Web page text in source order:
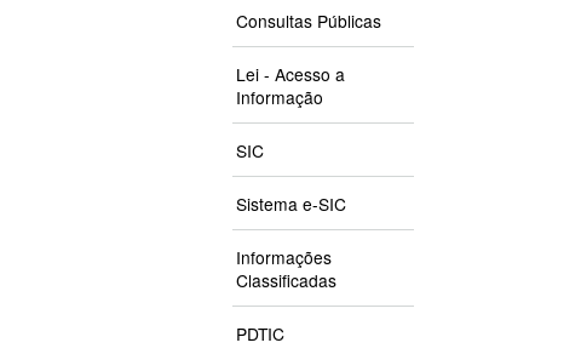
Consultas Públicas
Lei - Acesso a
Informação
SIC
Sistema e-SIC
Informações
Classificadas
PDTIC